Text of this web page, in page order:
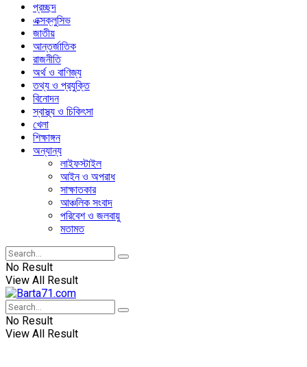
প্রচ্ছদ
এক্সক্লুসিভ
জাতীয়
আন্তর্জাতিক
রাজনীতি
অর্থ ও বাণিজ্য
তথ্য ও প্রযুক্তি
বিনোদন
স্বাস্থ্য ও চিকিৎসা
খেলা
শিক্ষাঙ্গন
অন্যান্য
লাইফস্টাইল
আইন ও অপরাধ
সাক্ষাতকার
আঞ্চলিক সংবাদ
পরিবেশ ও জলবায়ু
মতামত
No Result
View All Result
No Result
View All Result